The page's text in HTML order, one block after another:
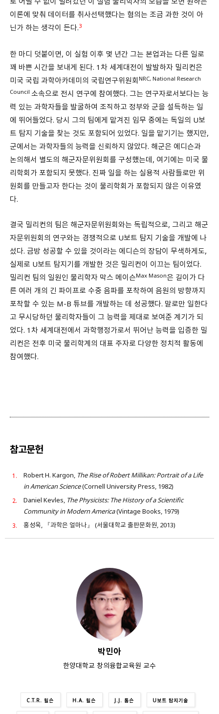
이론에 맞춰 데이터를 취사선택했다는 혐의는 조금 과한 것이 아
닌가 하는 생각이 든다.3
한 마디 덧붙이면, 이 실험 이후 몇 년간 그는 본업과는 다른 일로
꽤 바쁜 시간을 보내게 된다. 1차 세계대전이 발발하자 밀리컨은
미국 국립 과학아카데미의 국립연구위원회NRC, National Research
Council 소속으로 전시 연구에 참여했다. 그는 연구자로서보다는 능
력 있는 과학자들을 발굴하여 조직하고 정부와 군을 설득하는 일
에 뛰어들었다. 당시 그의 팀에게 맡겨진 임무 중에는 독일의 U보
트 탐지 기술을 찾는 것도 포함되어 있었다. 일을 맡기기는 했지만,
군에서는 과학자들의 능력을 신뢰하지 않았다. 해군은 에디슨과
논의해서 별도의 해군자문위원회를 구성했는데, 여기에는 미국 물
리학회가 포함되지 못했다. 진짜 일을 하는 실용적 사람들로만 위
원회를 만들고자 한다는 것이 물리학회가 포함되지 않은 이유였
다.
결국 밀리컨의 팀은 해군자문위원회와는 독립적으로, 그리고 해군
자문위원회의 연구와는 경쟁적으로 U보트 탐지 기술을 개발에 나
섰다. 금방 성공할 수 있을 것이라는 에디슨의 장담이 무색하게도,
실제로 U보트 탐지기를 개발한 것은 밀리컨이 이끄는 팀이었다.
밀리컨 팀의 일원인 물리학자 막스 메이슨Max Mason은 길이가 다
른 여러 개의 긴 파이프로 수중 음파를 포착하여 음원의 방향까지
포착할 수 있는 M-B 튜브를 개발하는 데 성공했다. 말로만 일한다
고 무시당하던 물리학자들이 그 능력을 제대로 보여준 계기가 되
었다. 1차 세계대전에서 과학행정가로서 뛰어난 능력을 입증한 밀
리컨은 전후 미국 물리학계의 대표 주자로 다양한 정치적 활동에
참여했다.
참고문헌
Robert H. Kargon, The Rise of Robert Millikan: Portrait of a Life
in American Science(Cornell University Press, 1982)
Daniel Kevles, The Physicists: The History of a Scientific
Community in Modern America(Vintage Books, 1979)
홍성욱, 『과학은 얼마나』 (서울대학교 출판문화원, 2013)
박민아
한양대학교 창의융합교육원 교수
C.T.R. 윌슨 H.A. 윌슨 J.J. 톰슨 U보트 탐지기술